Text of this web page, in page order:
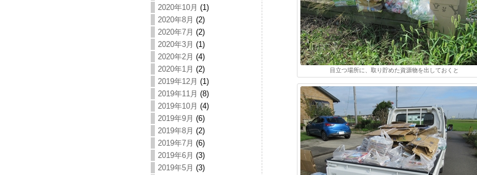
2020年10月 (1)
2020年8月 (2)
2020年7月 (2)
2020年3月 (1)
2020年2月 (4)
2020年1月 (2)
2019年12月 (1)
2019年11月 (8)
2019年10月 (4)
2019年9月 (6)
2019年8月 (2)
2019年7月 (6)
2019年6月 (3)
2019年5月 (3)
目立つ場所に、取り貯めた資源物を出しておくと